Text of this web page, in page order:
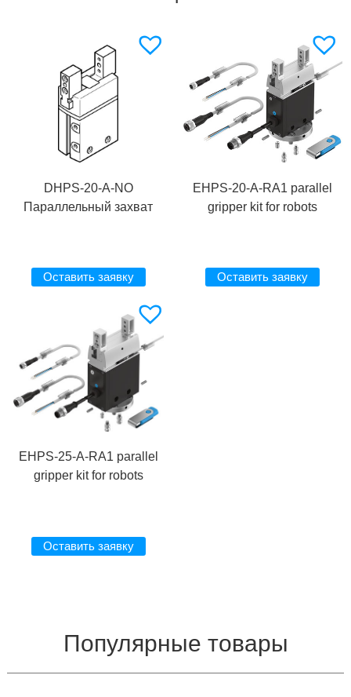
DHPS-20-A-NO
Параллельный захват
Оставить заявку
EHPS-20-A-RA1 parallel
gripper kit for robots
Оставить заявку
EHPS-25-A-RA1 parallel
gripper kit for robots
Оставить заявку
Популярные товары